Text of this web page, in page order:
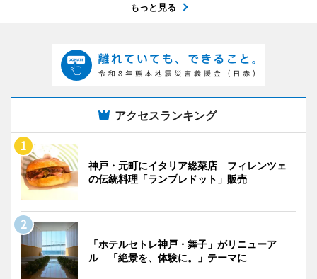
もっと見る
アクセスランキング
神戸・元町にイタリア総菜店 フィレンツェ
の伝統料理「ランプレドット」販売
「ホテルセトレ神戸・舞子」がリニューア
ル 「絶景を、体験に。」テーマに